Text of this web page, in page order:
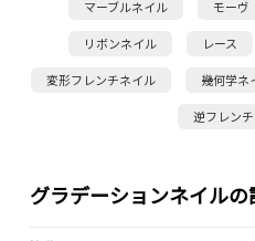
マーブルネイル モーヴ
リボンネイル レース
変形フレンチネイル 幾何学ネ
逆フレン
グラデーションネイル